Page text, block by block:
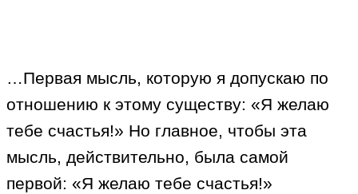
…Первая мысль, которую я допускаю по
отношению к этому существу: «Я желаю
тебе счастья!» Но главное, чтобы эта
мысль, действительно, была самой
первой: «Я желаю тебе счастья!»